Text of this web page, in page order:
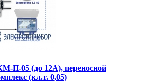
05 (до 12А), переносной
(кл.т. 0,05)